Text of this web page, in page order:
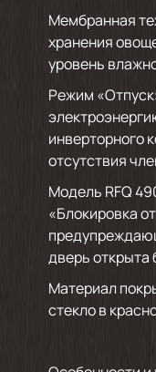
Мембранная
хранения
уровень
Режим
инверторного
отсутствия
Модель RFQ
«Блокировка
дверь открыта
Материал
стекло в